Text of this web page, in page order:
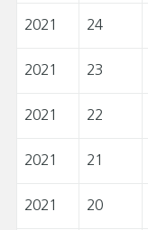
2021 24
2021 23
2021 22
2021 21
2021 20